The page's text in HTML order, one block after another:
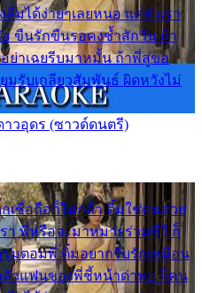
มได้ง่ายๆเลยหนอ แค่ตัวเรา
ขืนรักขืนรอคงช้ำสักวัน ถ้า
ย่าเฉยรีบมาหมั้น ถ้าพี่สู่ขอ
มรับเกลียวสัมพันธ์ ผิดหวังไม่
วอุดร (ซาวด์ดนตรี)
เชื่อถือก็ไม่กล้า ติ๋มใช่คนสวย
า พี่หรือจะมาหมายร่วมชีวี ก็
มตอมพี่ ติ๋มอยากรับรักเหมือน
ลัวแฟนของพี่ชี้หน้าด่าทอ ก็คน